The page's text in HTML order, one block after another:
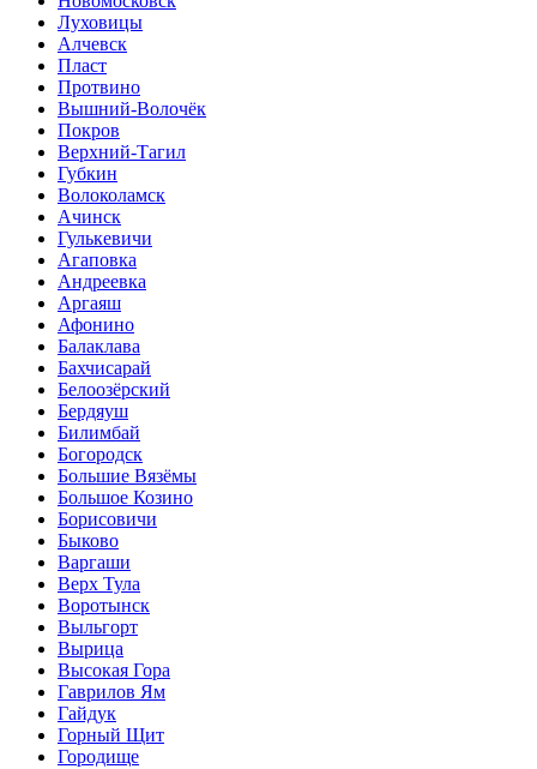
Луховицы
Алчевск
Пласт
Протвино
Вышний-Волочёк
Покров
Верхний-Тагил
Губкин
Волоколамск
Ачинск
Гулькевичи
Агаповка
Андреевка
Аргаяш
Афонино
Балаклава
Бахчисарай
Белоозёрский
Бердяуш
Билимбай
Богородск
Большие Вязёмы
Большое Козино
Борисовичи
Быково
Варгаши
Верх Тула
Воротынск
Выльгорт
Вырица
Высокая Гора
Гаврилов Ям
Гайдук
Горный Щит
Городище